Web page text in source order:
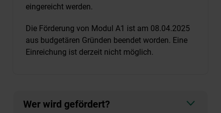
eingereicht werden.
Die Förderung von Modul A1 ist am 08.04.2025
aus budgetären Gründen beendet worden. Eine
Einreichung ist derzeit nicht möglich.
Wer wird gefördert?